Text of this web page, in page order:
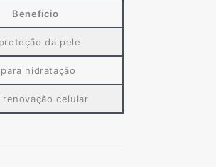
Benefício
da pele
hidratação
renovação celular